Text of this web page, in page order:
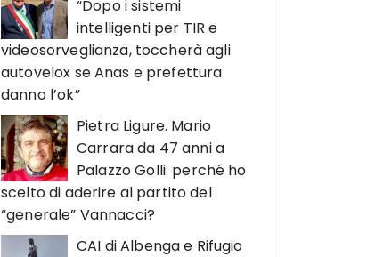
“Dopo i sistemi
intelligenti per TIR e
videosorveglianza, toccherà agli
autovelox se Anas e prefettura
danno l’ok”
Pietra Ligure. Mario
Carrara da 47 anni a
Palazzo Golli: perché ho
scelto di aderire al partito del
“generale” Vannacci?
CAI di Albenga e Rifugio